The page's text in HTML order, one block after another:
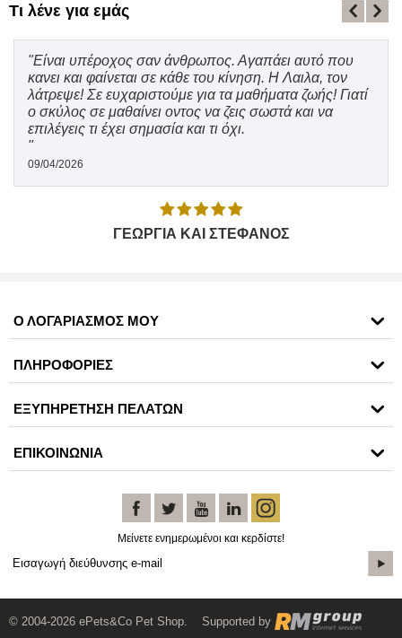
Τι λένε για εμάς
"Είναι υπέροχος σαν άνθρωπος. Αγαπάει αυτό που
κανει και φαίνεται σε κάθε του κίνηση. Η Λαιλα, τον
λάτρεψε! Σε ευχαριστούμε για τα μαθήματα ζωής! Γιατί
ο σκύλος σε μαθαίνει οντος να ζεις σωστά και να
επιλέγεις τι έχει σημασία και τι όχι.
"
09/04/2026
ΓΕΩΡΓΙΑ ΚΑΙ ΣΤΕΦΑΝΟΣ
Ο ΛΟΓΑΡΙΑΣΜΟΣ ΜΟΥ
ΠΛΗΡΟΦΟΡΙΕΣ
ΕΞΥΠΗΡΕΤΗΣΗ ΠΕΛΑΤΩΝ
ΕΠΙΚΟΙΝΩΝΙΑ
Μείνετε ενημερωμένοι και κερδίστε!
© 2004-2026 ePets&Co Pet Shop. Supported by